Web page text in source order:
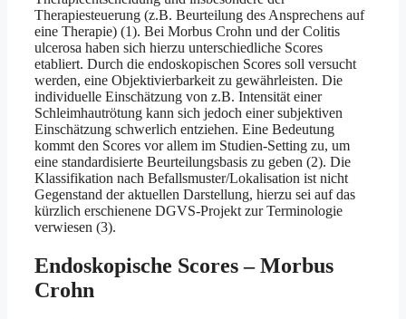
Therapiesteuerung (z.B. Beurteilung des Ansprechens auf
eine Therapie) (1). Bei Morbus Crohn und der Colitis
ulcerosa haben sich hierzu unterschiedliche Scores
etabliert. Durch die endoskopischen Scores soll versucht
werden, eine Objektivierbarkeit zu gewährleisten. Die
individuelle Einschätzung von z.B. Intensität einer
Schleimhautrötung kann sich jedoch einer subjektiven
Einschätzung schwerlich entziehen. Eine Bedeutung
kommt den Scores vor allem im Studien-Setting zu, um
eine standardisierte Beurteilungsbasis zu geben (2). Die
Klassifikation nach Befallsmuster/Lokalisation ist nicht
Gegenstand der aktuellen Darstellung, hierzu sei auf das
kürzlich erschienene DGVS-Projekt zur Terminologie
verwiesen (3).
Endoskopische Scores – Morbus
Crohn